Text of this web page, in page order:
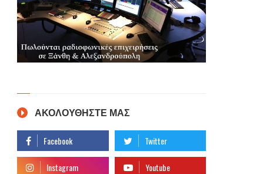
ΑΚΟΛΟΥΘΗΣΤΕ ΜΑΣ